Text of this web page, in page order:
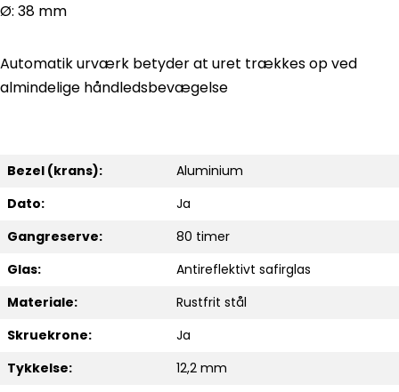
Ø: 38 mm
Automatik urværk betyder at uret trækkes op ved
almindelige håndledsbevægelse
Bezel (krans):
Aluminium
Dato:
Ja
Gangreserve:
80 timer
Glas:
Antireflektivt safirglas
Materiale:
Rustfrit stål
Skruekrone:
Ja
Tykkelse:
12,2 mm